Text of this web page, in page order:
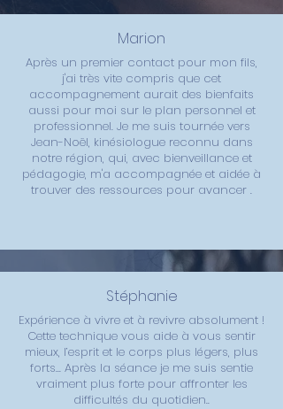
Marion
Après un premier contact pour mon fils,
j'ai très vite compris que cet
accompagnement aurait des bienfaits
aussi pour moi sur le plan personnel et
professionnel. Je me suis tournée vers
Jean-Noël, kinésiologue reconnu dans
notre région, qui, avec bienveillance et
pédagogie, m'a accompagnée et aidée à
trouver des ressources pour avancer .
Stéphanie
Expérience à vivre et à revivre absolument !
Cette technique vous aide à vous sentir
mieux, l’esprit et le corps plus légers, plus
forts... Après la séance je me suis sentie
vraiment plus forte pour affronter les
difficultés du quotidien..